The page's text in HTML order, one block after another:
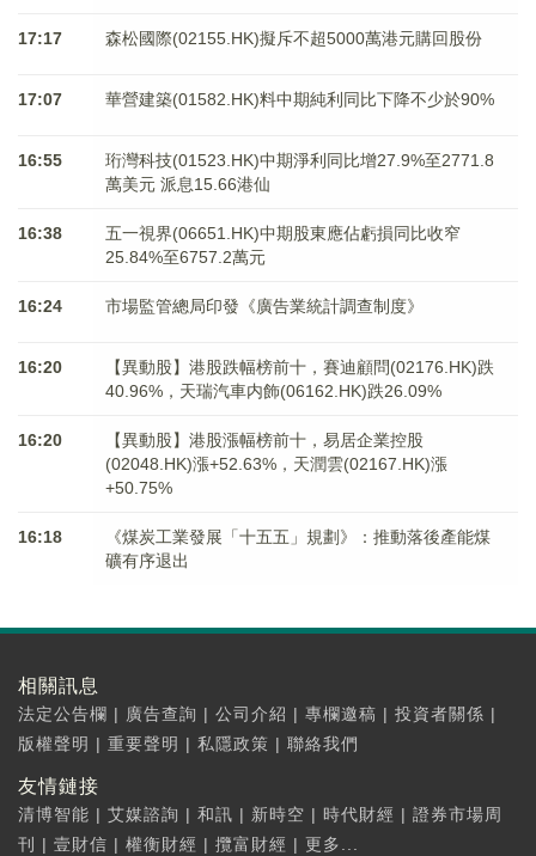
17:17 森松國際(02155.HK)擬斥不超5000萬港元購回股份
17:07 華營建築(01582.HK)料中期純利同比下降不少於90%
16:55
珩灣科技(01523.HK)中期淨利同比增27.9%至2771.8
萬美元 派息15.66港仙
16:38
五一視界(06651.HK)中期股東應佔虧損同比收窄
25.84%至6757.2萬元
16:24 市場監管總局印發《廣告業統計調查制度》
16:20
【異動股】港股跌幅榜前十，賽迪顧問(02176.HK)跌
40.96%，天瑞汽車内飾(06162.HK)跌26.09%
16:20
【異動股】港股漲幅榜前十，易居企業控股
(02048.HK)漲+52.63%，天潤雲(02167.HK)漲
+50.75%
16:18
《煤炭工業發展「十五五」規劃》：推動落後產能煤
礦有序退出
相關訊息
法定公告欄 | 廣告查詢 | 公司介紹 | 專欄邀稿 | 投資者關係 |
版權聲明 | 重要聲明 | 私隱政策 | 聯絡我們
友情鏈接
清博智能 | 艾媒諮詢 | 和訊 | 新時空 | 時代財經 | 證券市場周
刊
| 壹財信 | 權衡財經 | 攬富財經 | 更多...